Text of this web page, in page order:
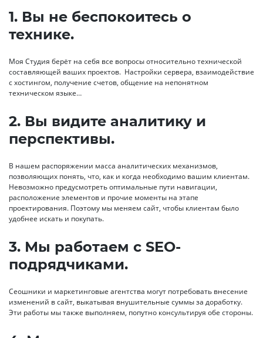
1. Вы не беспокоитесь о
технике.
Моя Студия берёт на себя все вопросы относительно технической
составляющей ваших проектов. Настройки сервера, взаимодействие
с хостингом, получение счетов, общение на непонятном
техническом языке…
2. Вы видите аналитику и
перспективы.
В нашем распоряжении масса аналитических механизмов,
позволяющих понять, что, как и когда необходимо вашим клиентам.
Невозможно предусмотреть оптимальные пути навигации,
расположение элементов и прочие моменты на этапе
проектирования. Поэтому мы меняем сайт, чтобы клиентам было
удобнее искать и покупать.
3. Мы работаем с SEO-
подрядчиками.
Сеошники и маркетинговые агентства могут потребовать внесение
изменений в сайт, выкатывая внушительные суммы за доработку.
Эти работы мы также выполняем, попутно консультируя обе стороны.